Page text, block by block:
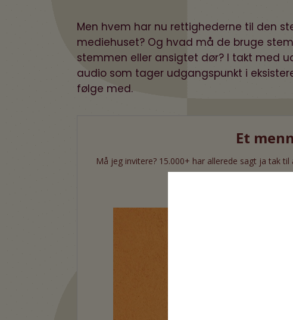
Men hvem har nu rettighederne til den
mediehuset? Og hvad må de bruge
stemmen eller ansigtet dør? I takt med
audio som tager udgangspunkt i
følge med.